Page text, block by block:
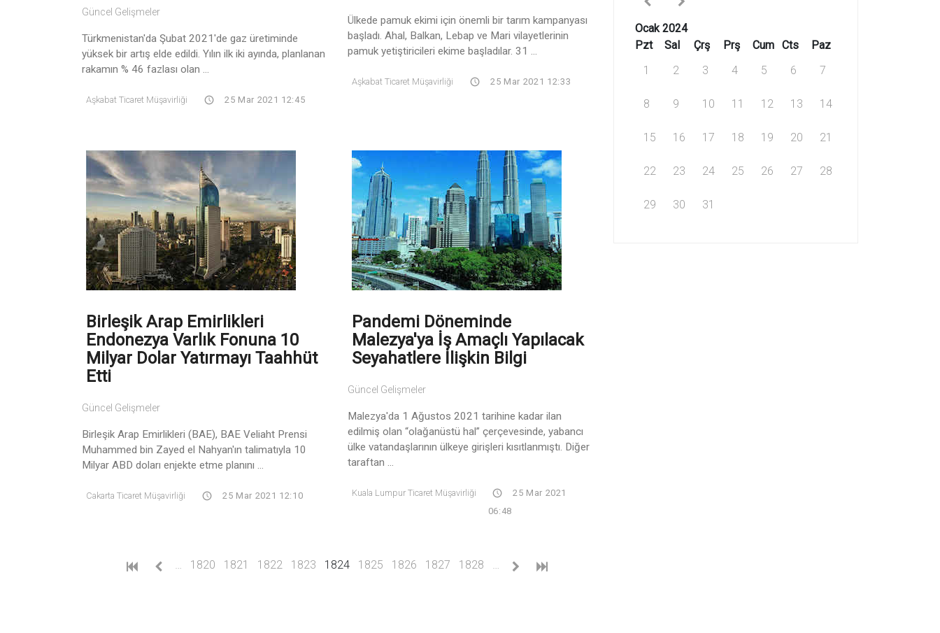
Güncel Gelişmeler
Türkmenistan'da Şubat 2021'de gaz üretiminde
yüksek bir artış elde edildi. Yılın ilk iki ayında, planlanan
rakamın % 46 fazlası olan ...
Aşkabat Ticaret Müşavirliği 25 Mar 2021 12:45
Ülkede pamuk ekimi için önemli bir tarım kampanyası
başladı. Ahal, Balkan, Lebap ve Mari vilayetlerinin
pamuk yetiştiricileri ekime başladılar. 31 ...
Aşkabat Ticaret Müşavirliği 25 Mar 2021 12:33
Birleşik Arap Emirlikleri
Endonezya Varlık Fonuna 10
Milyar Dolar Yatırmayı Taahhüt
Etti
Güncel Gelişmeler
Birleşik Arap Emirlikleri (BAE), BAE Veliaht Prensi
Muhammed bin Zayed el Nahyan'ın talimatıyla 10
Milyar ABD doları enjekte etme planını ...
Cakarta Ticaret Müşavirliği 25 Mar 2021 12:10
Pandemi Döneminde
Malezya'ya İş Amaçlı Yapılacak
Seyahatlere İlişkin Bilgi
Güncel Gelişmeler
Malezya'da 1 Ağustos 2021 tarihine kadar ilan
edilmiş olan “olağanüstü hal” çerçevesinde, yabancı
ülke vatandaşlarının ülkeye girişleri kısıtlanmıştı. Diğer
taraftan ...
Kuala Lumpur Ticaret Müşavirliği
25 Mar 2021
06:48
1820 1821 1822 1823 1824(current)
1825 1826 1827 1828
Ocak 2024
Pzt
Sal Çrş Prş Cum Cts
Paz
1
2 3 4 5 6 7
8 9 10 11 12 13 14
15 16 17 18 19 20 21
22 23 24 25 26 27 28
29 30 31